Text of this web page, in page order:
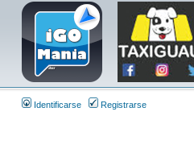
Identificarse Registrarse